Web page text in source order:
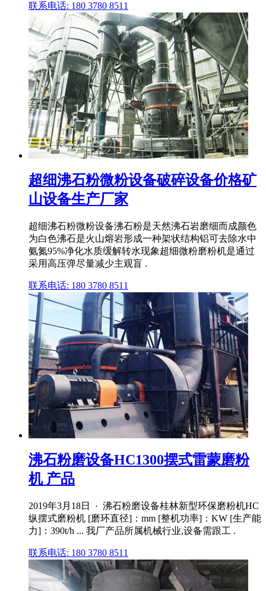
联系电话: 180 3780 8511
超细沸石粉微粉设备破碎设备价格矿
山设备生产厂家
超细沸石粉微粉设备沸石粉是天然沸石岩磨细而成颜色
为白色沸石是火山熔岩形成一种架状结构铝可去除水中
氨氮95%净化水质缓解转水现象超细微粉磨粉机是通过
采用高压弹尽量减少主观盲 .
联系电话: 180 3780 8511
沸石粉磨设备HC1300摆式雷蒙磨粉
机 产品
2019年3月18日 · 沸石粉磨设备桂林新型环保磨粉机HC
纵摆式磨粉机 [磨环直径]：mm [整机功率]：KW [生产能
力]：390t/h ... 我厂产品所属机械行业,设备需跟工 .
联系电话: 180 3780 8511